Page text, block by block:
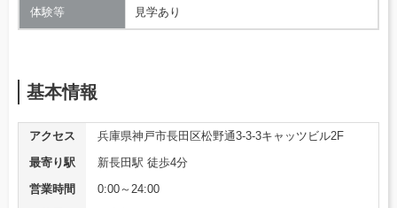
体験等 見学あり
基本情報
アクセス
兵庫県神戸市長田区松野通3-3-3キャッツビル2F
最寄り駅
新長田駅 徒歩4分
営業時間
0:00～24:00